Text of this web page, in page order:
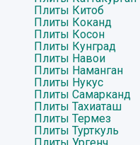
Плиты Китоб
Плиты Коканд
Плиты Косон
Плиты Кунград
Плиты Навои
Плиты Наманган
Плиты Нукус
Плиты Самарканд
Плиты Тахиаташ
Плиты Термез
Плиты Турткуль